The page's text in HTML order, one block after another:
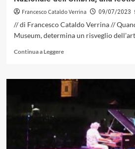
Francesco Cataldo Verrina 09/07/2023
// di Francesco Cataldo Verrina //
Museum, determina un risveglio
Continua a LeggereLeggi
su
Enrico
Pieranunzi,
della
Galleria